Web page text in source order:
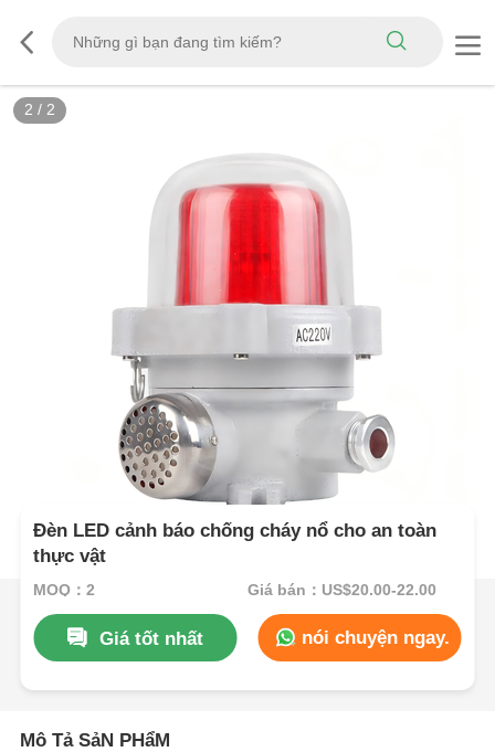
2 / 2
Đèn LED cảnh báo chống cháy nổ cho an toàn
thực vật
MOQ：2 Giá bán：US$20.00-22.00
Giá tốt nhất nói chuyện ngay.
Mô Tả SảN PHẩM